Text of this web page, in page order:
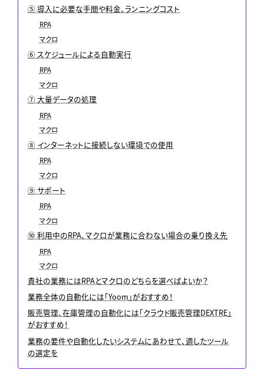
⑤ 導入に必要な手間や料金、ランニングコスト
RPA
マクロ
⑥ スケジュールによる自動実行
RPA
マクロ
⑦ 大量データの処理
RPA
マクロ
⑧ インターネットに接続しない環境での使用
RPA
マクロ
⑨ サポート
RPA
マクロ
⑩ 利用中のRPA、マクロが業務に合わない場合の乗り換え先
RPA
マクロ
貴社の業務にはRPAとマクロのどちらを選べばよいか？
業務全体の自動化には「Yoom」がおすすめ！
販売管理、在庫管理の自動化には「クラウド販売管理DEXTRE」
がおすすめ！
業務の要件や自動化したいシステムにあわせて、適したツール
の選定を